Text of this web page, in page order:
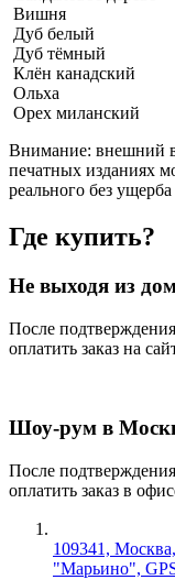
Вишня
Дуб белый
Дуб тёмный
Клён канадский
Ольха
Орех миланский
Внимание: внешний
печатных изданиях
реального без
Где купить?
Не выходя из
После
оплатить заказ на
Шоу-рум в
После
оплатить заказ в
109341,
"Марьино",